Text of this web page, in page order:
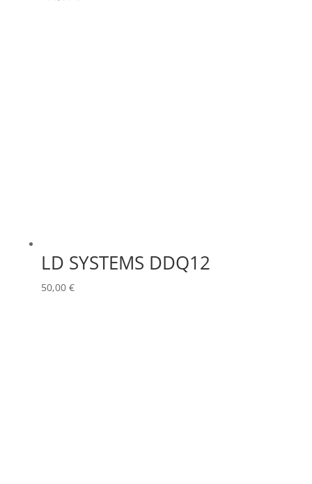
LD SYSTEMS DDQ12
50,00 €